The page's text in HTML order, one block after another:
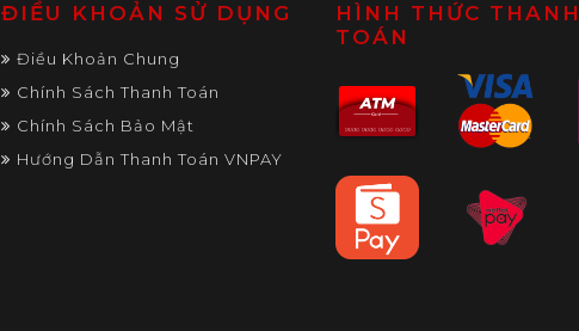
ĐIỀU KHOẢN SỬ DỤNG
Điều Khoản Chung
Chính Sách Thanh Toán
Chính Sách Bảo Mật
Hướng Dẫn Thanh Toán VNPAY
HÌNH THỨC THANH
TOÁN